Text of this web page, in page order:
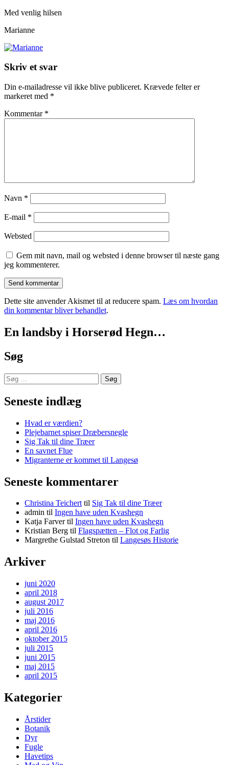
Med venlig hilsen
Marianne
Skriv et svar
Din e-mailadresse vil ikke blive publiceret. Krævede felter er
markeret med *
Kommentar *
Navn *
E-mail *
Websted
Gem mit navn, mail og websted i denne browser til næste gang
jeg kommenterer.
Dette site anvender Akismet til at reducere spam. Læs om hvordan
din kommentar bliver behandlet.
En landsby i Horserød Hegn…
Søg
Søg
efter:
Seneste indlæg
Hvad er værdien?
Plejebarnet spiser Dræbersnegle
Sig Tak til dine Træer
En savnet Flue
Migranterne er kommet til Langesø
Seneste kommentarer
Christina Teicherttil Sig Tak til dine Træer
admin til Ingen have uden Kvashegn
Katja Farvertil Ingen have uden Kvashegn
Kristian Berg til Flagspætten – Flot og Farlig
Margrethe Gulstad Streton til Langesøs Historie
Arkiver
juni 2020
april 2018
august 2017
juli 2016
maj 2016
april 2016
oktober 2015
juli 2015
juni 2015
maj 2015
april 2015
Kategorier
Årstider
Botanik
Dyr
Fugle
Havetips